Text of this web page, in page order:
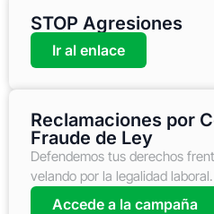
STOP Agresiones
Ir al enlace
Reclamaciones por
Fraude de Ley
Defendemos tus derechos
velando por la legalidad laboral.
Accede a la campaña